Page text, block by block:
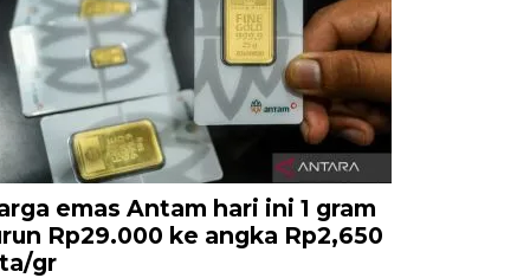
emas Antam hari ini 1 gram
Rp29.000 ke angka Rp2,650
gr